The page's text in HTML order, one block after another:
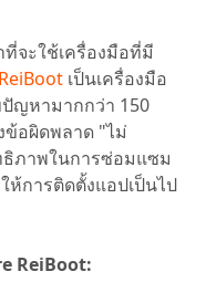
ที่จะใช้เครื่องมือที่มี
เป็นเครื่องมือ
ญหามากกว่า 150
ข้อผิดพลาด "ไม่
ภาพในการซ่อมแซม
การติดตั้งแอปเป็นไป
ReiBoot: